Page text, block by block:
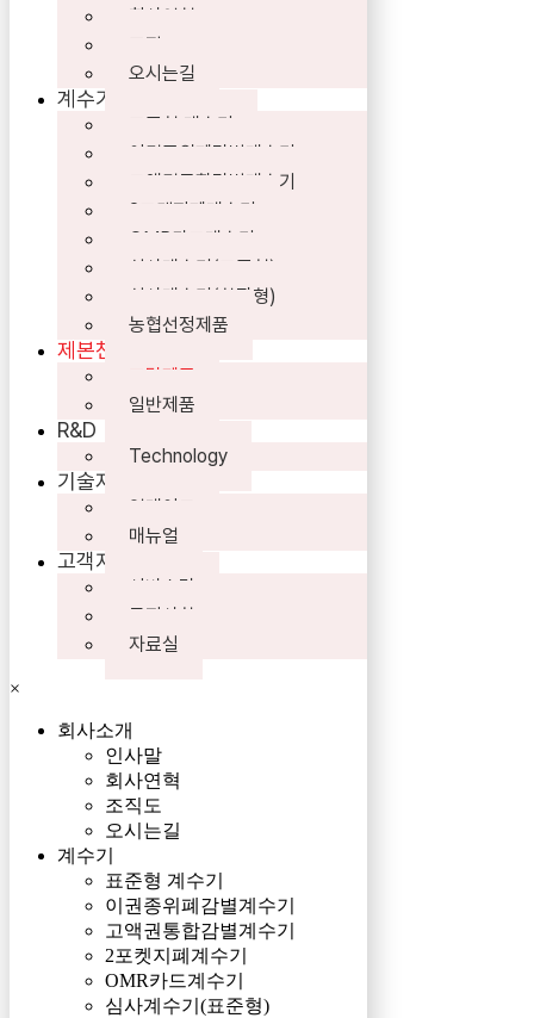
회사연혁
조직도
오시는길
계수기
표준형 계수기
이권종위폐감별계수기
고액권통합감별계수기
2포켓지폐계수기
OMR카드계수기
심사계수기(표준형)
심사계수기(확장형)
농협선정제품
제본천공기
조달제품
일반제품
R&D
Technology
기술자료
업데이트
매뉴얼
고객지원
서비스망
공지사항
자료실
×
회사소개
인사말
회사연혁
조직도
오시는길
계수기
표준형 계수기
이권종위폐감별계수기
고액권통합감별계수기
2포켓지폐계수기
OMR카드계수기
심사계수기(표준형)